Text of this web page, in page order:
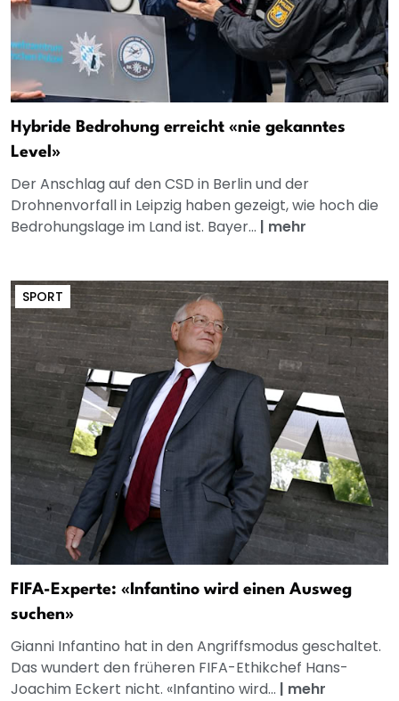
Hybride Bedrohung erreicht «nie gekanntes
Level»
Der Anschlag auf den CSD in Berlin und der
Drohnenvorfall in Leipzig haben gezeigt, wie hoch die
Bedrohungslage im Land ist. Bayer... | mehr
SPORT
FIFA-Experte: «Infantino wird einen Ausweg
suchen»
Gianni Infantino hat in den Angriffsmodus geschaltet.
Das wundert den früheren FIFA-Ethikchef Hans-
Joachim Eckert nicht. «Infantino wird... | mehr